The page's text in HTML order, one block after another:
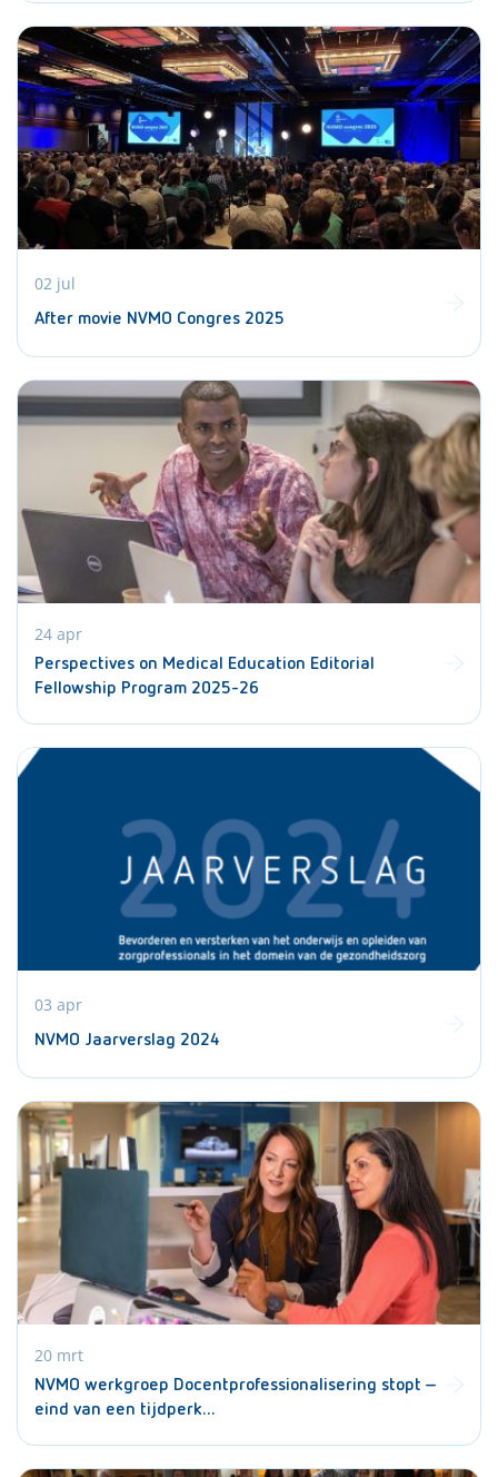
02 jul
After movie NVMO Congres 2025
24 apr
Perspectives on Medical Education Editorial
Fellowship Program 2025-26
03 apr
NVMO Jaarverslag 2024
20 mrt
NVMO werkgroep Docentprofessionalisering stopt –
eind van een tijdperk…